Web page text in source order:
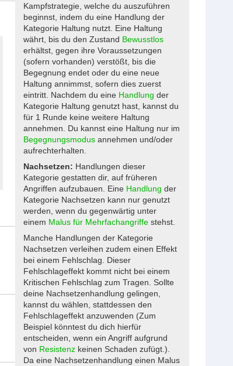
Kampfstrategie, welche du auszuführen
beginnst, indem du eine Handlung der
Kategorie Haltung nutzt. Eine Haltung
währt, bis du den Zustand Bewusstlos
erhältst, gegen ihre Voraussetzungen
(sofern vorhanden) verstößt, bis die
Begegnung endet oder du eine neue
Haltung annimmst, sofern dies zuerst
eintritt. Nachdem du eine Handlung der
Kategorie Haltung genutzt hast, kannst du
für 1 Runde keine weitere Haltung
annehmen. Du kannst eine Haltung nur im
Begegnungsmodusannehmen und/oder
aufrechterhalten.
Nachsetzen: Handlungen dieser
Kategorie gestatten dir, auf früheren
Angriffen aufzubauen. Eine Handlung der
Kategorie Nachsetzen kann nur genutzt
werden, wenn du gegenwärtig unter
einem Malus für Mehrfachangriffestehst.
Manche Handlungen der Kategorie
Nachsetzen verleihen zudem einen Effekt
bei einem Fehlschlag. Dieser
Fehlschlageffekt kommt nicht bei einem
Kritischen Fehlschlag zum Tragen. Sollte
deine Nachsetzenhandlung gelingen,
kannst du wählen, stattdessen den
Fehlschlageffekt anzuwenden (Zum
Beispiel könntest du dich hierfür
entscheiden, wenn ein Angriff aufgrund
von Resistenzkeinen Schaden zufügt.).
Da eine Nachsetzenhandlung einen Malus